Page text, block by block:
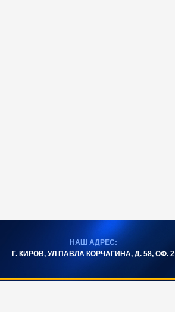
НАШ АДРЕС:
Г. КИРОВ, УЛ ПАВЛА КОРЧАГИНА, Д. 58, ОФ. 2